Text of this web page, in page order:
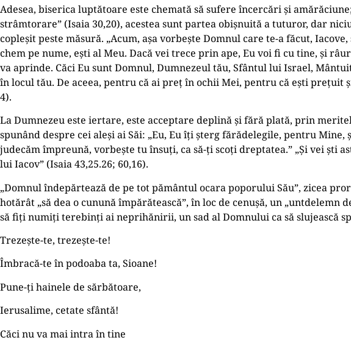
Adesea, biserica luptătoare este chemată să sufere încercări și
strâmtorare” (Isaia 30,20), acestea sunt partea obișnuită a tuturor, dar
copleșit peste măsură. „Acum, așa vorbește Domnul care te-a făcut,
chem pe nume, ești al Meu. Dacă vei trece prin ape, Eu voi fi cu tine, și
va aprinde. Căci Eu sunt Domnul, Dumnezeul tău, Sfântul lui Israel,
în locul tău. De aceea, pentru că ai preţ în ochii Mei, pentru că ești preţuit
4).
La Dumnezeu este iertare, este acceptare deplină și fără plată, prin
spunând despre cei aleși ai Săi: „Eu, Eu îţi șterg fărădelegile, pentru
judecăm împreună, vorbește tu însuţi, ca să-ţi scoţi dreptatea.” „Şi vei
lui Iacov” (Isaia 43,25.26; 60,16).
„Domnul îndepărtează de pe tot pământul ocara poporului Său”, zicea
hotărât „să dea o cunună împărătească”, în loc de cenușă, un
să fiţi numiţi terebinţi ai neprihănirii, un sad al Domnului ca să slujească
Trezește-te, trezește-te!
Îmbracă-te în podoaba ta, Sioane!
Pune-ţi hainele de sărbătoare,
Ierusalime, cetate sfântă!
Căci nu va mai intra în tine